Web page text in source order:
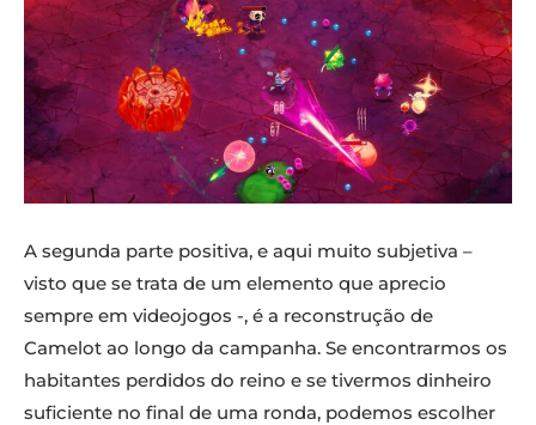
A segunda parte positiva, e aqui muito subjetiva –
visto que se trata de um elemento que aprecio
sempre em videojogos -, é a reconstrução de
Camelot ao longo da campanha. Se encontrarmos os
habitantes perdidos do reino e se tivermos dinheiro
suficiente no final de uma ronda, podemos escolher